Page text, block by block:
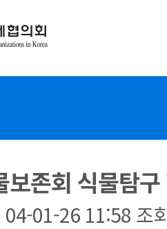
보존회 식물탐
04-01-26 11:58 조